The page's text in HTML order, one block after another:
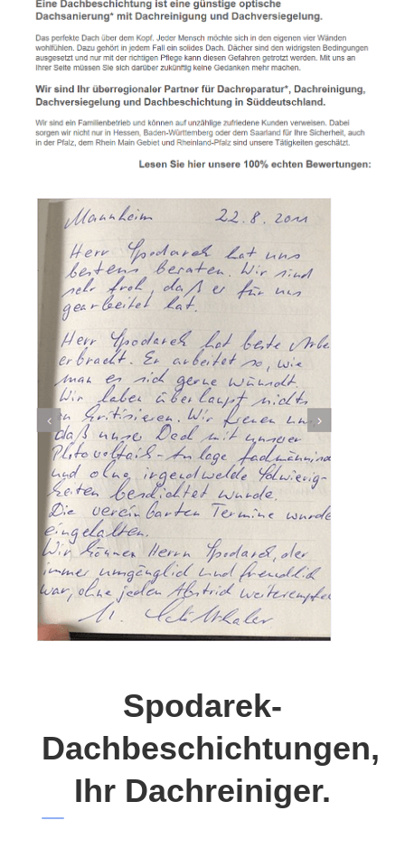
Spodarek-
Dachbeschichtungen,
Ihr Dachreiniger.